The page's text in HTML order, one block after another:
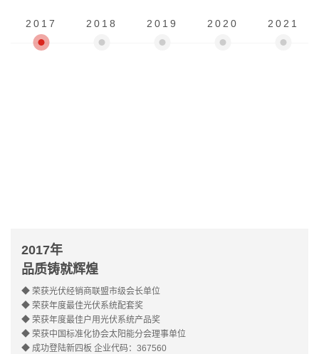
2017 2018 2019 2020 2021
2017年
品质铸就辉煌
◆ 荣获光伏经销商联盟市级会长单位
◆ 荣获年度最佳光伏系统配套奖
◆ 荣获年度最佳户用光伏系统产品奖
◆ 荣获中国标准化协会太阳能分会理事单位
◆ 成功登陆新四板 企业代码：367560